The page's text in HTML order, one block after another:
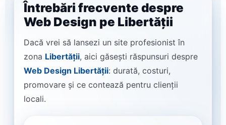
Întrebări frecvente despre
Web Design pe Libertății
Dacă vrei să lansezi un site profesionist în
zona Libertății, aici găsești răspunsuri despre
Web Design Libertății: durată, costuri,
promovare și ce contează pentru clienții
locali.